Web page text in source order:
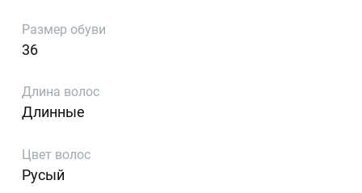
Размер обуви
36
Длина волос
Длинные
Цвет волос
Русый